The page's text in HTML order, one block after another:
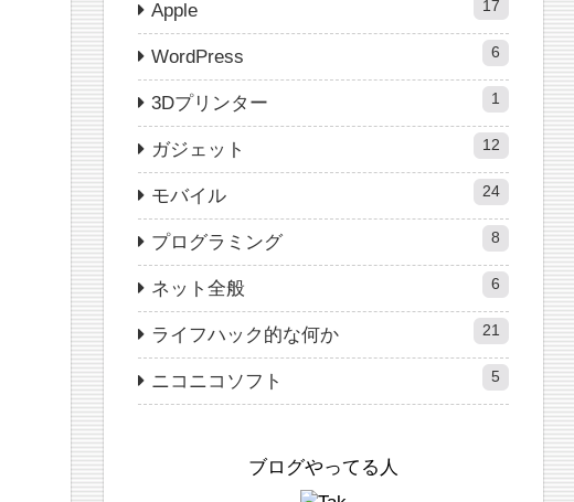
Apple 17
WordPress 6
3Dプリンター 1
ガジェット 12
モバイル 24
プログラミング 8
ネット全般 6
ライフハック的な何か 21
ニコニコソフト 5
ブログやってる人